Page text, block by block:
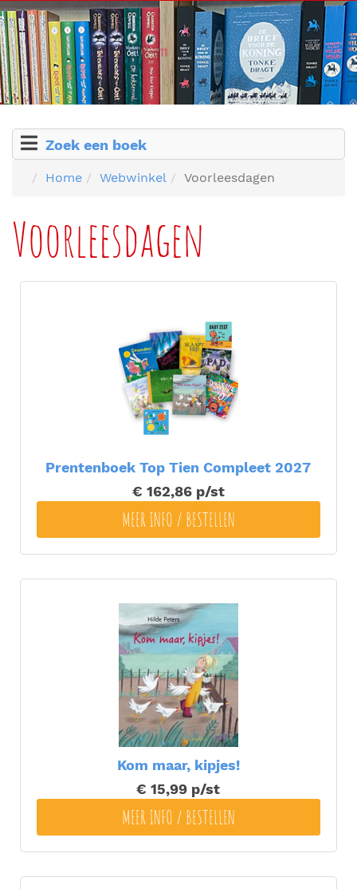
Zoek een boek
Home Webwinkel Voorleesdagen
Voorleesdagen
Prentenboek Top Tien Compleet 2027
€ 162,86 p/st
MEER INFO / BESTELLEN
Kom maar, kipjes!
€ 15,99 p/st
MEER INFO / BESTELLEN